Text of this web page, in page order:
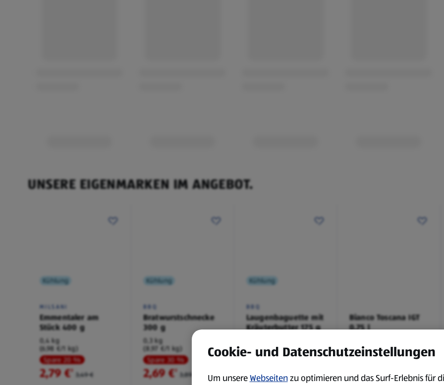
UNSERE EIGENMARKEN IM ANGEBOT.
Kühlung
MILSANI
Emmentaler am
Stück 400 g
0,4 kg
(6,98 €/1 kg)
Spare 20 %
2,79 €² 3,49 €
Kühlung
BBQ
Bratwurstschnecke
300 g
0,3 kg
(8,97 €/1 kg)
Spare 30 %
2,69 €² 3,89 €
Kühlung
BBQ
Laugenbaguette mit
Kräuterbutter 175 g
(4,51 €/1 kg)
Spare 38 %
0,79 € 1,29 €
Bianco Toscana IGT
0,75 l
(3,72 €/1 l)
Spare 20 %
2,79 € 3,49 €
Cookie- und Datenschutzeinstellungen
Um unsereWebseitenzu optimieren und das Surf-Erlebnis für